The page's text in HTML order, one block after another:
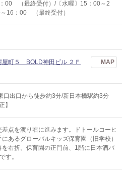
00 （最終受付）/〔水曜〕15：00～2
16：00 （最終受付）
屋町５ BOLD神田ビル ２Ｆ
MAP
口出口から徒歩約3分/新日本橋駅約3分
】
点を渡り右に進みます。ドトールコーヒ
あるグローバルキッズ保育園（旧学校）
右折。保育園の正門前、1階に日本酒バ
す。